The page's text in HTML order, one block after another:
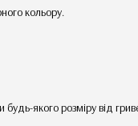
кольору.
будь-якого розміру від